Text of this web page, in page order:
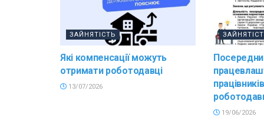
ЗАЙНЯТІСТЬ
Які компенсації можуть
отримати роботодавці
13/07/2026
19/06/2026